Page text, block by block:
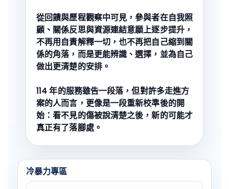
從回饋與歷程觀察中可見，參與者在自我照
顧、關係反思與資源連結意願上逐步提升，
不再用自責解釋一切，也不再把自己縮到關
係的角落，而是更能辨識、選擇，並為自己
做出更清楚的安排。
114 年的服務雖告一段落，但對許多走進方
案的人而言，更像是一段重新校準後的開
始：看不見的傷被說清楚之後，新的可能才
真正有了落腳處。
冷暴力專區